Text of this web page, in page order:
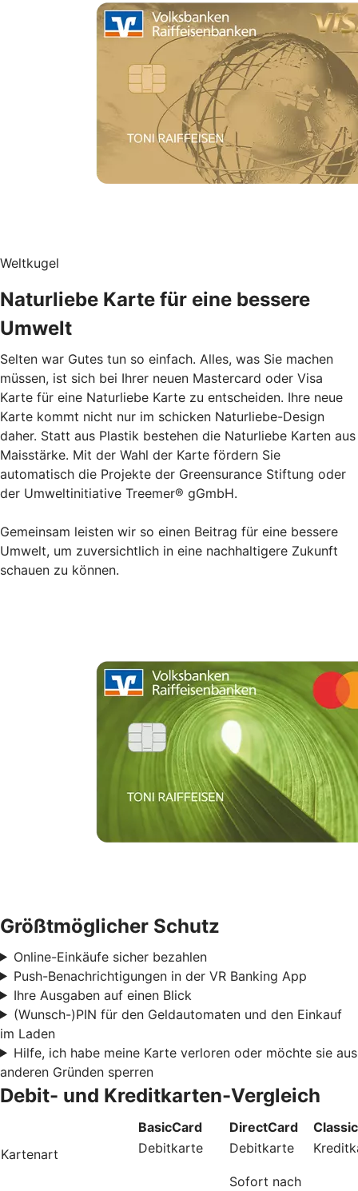
Weltkugel
Naturliebe Karte für eine bessere
Umwelt
Selten war Gutes tun so einfach. Alles, was Sie machen
müssen, ist sich bei Ihrer neuen Mastercard oder Visa
Karte für eine Naturliebe Karte zu entscheiden. Ihre neue
Karte kommt nicht nur im schicken Naturliebe-Design
daher. Statt aus Plastik bestehen die Naturliebe Karten aus
Maisstärke. Mit der Wahl der Karte fördern Sie
automatisch die Projekte der Greensurance Stiftung oder
der Umweltinitiative Treemer® gGmbH.
Gemeinsam leisten wir so einen Beitrag für eine bessere
Umwelt, um zuversichtlich in eine nachhaltigere Zukunft
schauen zu können.
Größtmöglicher Schutz
Online-Einkäufe sicher bezahlen
Push-Benachrichtigungen in der VR Banking App
Ihre Ausgaben auf einen Blick
(Wunsch-)PIN für den Geldautomaten und den Einkauf
im Laden
Hilfe, ich habe meine Karte verloren oder möchte sie aus
anderen Gründen sperren
Debit- und Kreditkarten-Vergleich
BasicCard DirectCard
Kartenart
Debitkarte Debitkarte
Sofort nach